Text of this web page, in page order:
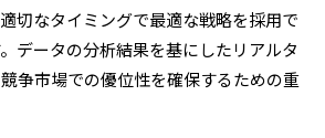
切なタイミングで最適な戦略を採用で
データの分析結果を基にしたリアルタ
争市場での優位性を確保するための重